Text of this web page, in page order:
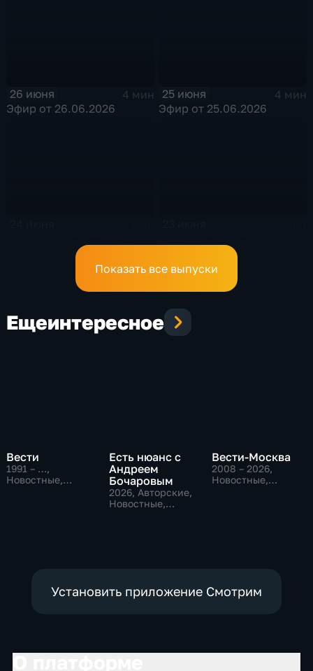
26 июня
4 мин
Эфир от 26.06.2026
25 июня
4 мин
Эфир от 25.06.2026
Показать все выпуски
Ещеинтересное
Вести
1991 – …,
Новостные,
Есть нюанс с
Андреем
Бочаровым
2026, Авторские,
Новостные,
Вести-Москва
2008 – 2026,
Новостные,
Установить приложение Смотрим